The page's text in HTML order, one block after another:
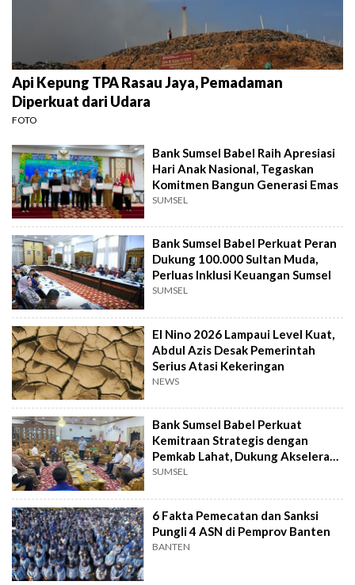
Api Kepung TPA Rasau Jaya, Pemadaman
Diperkuat dari Udara
FOTO
Bank Sumsel Babel Raih Apresiasi
Hari Anak Nasional, Tegaskan
Komitmen Bangun Generasi Emas
SUMSEL
Bank Sumsel Babel Perkuat Peran
Dukung 100.000 Sultan Muda,
Perluas Inklusi Keuangan Sumsel
SUMSEL
El Nino 2026 Lampaui Level Kuat,
Abdul Azis Desak Pemerintah
Serius Atasi Kekeringan
NEWS
Bank Sumsel Babel Perkuat
Kemitraan Strategis dengan
Pemkab Lahat, Dukung Akselerasi
Ekonomi Daerah
SUMSEL
6 Fakta Pemecatan dan Sanksi
Pungli 4 ASN di Pemprov Banten
BANTEN